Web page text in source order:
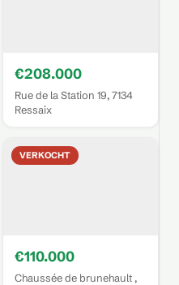
€208.000
Rue de la Station 19, 7134
Ressaix
VERKOCHT
€110.000
Chaussée de brunehault ,